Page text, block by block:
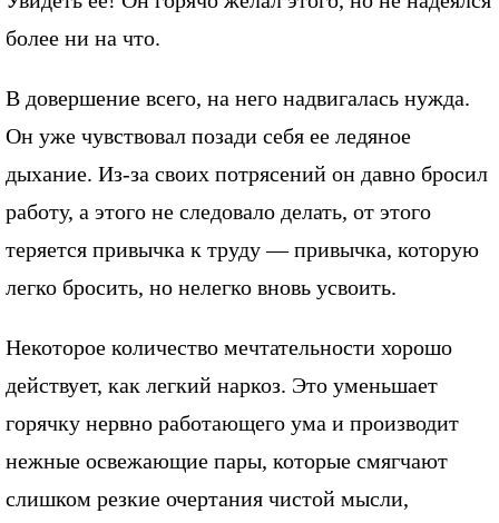
более ни на что.
В довершение всего, на него надвигалась нужда.
Он уже чувствовал позади себя ее ледяное
дыхание. Из-за своих потрясений он давно бросил
работу, а этого не следовало делать, от этого
теряется привычка к труду — привычка, которую
легко бросить, но нелегко вновь усвоить.
Некоторое количество мечтательности хорошо
действует, как легкий наркоз. Это уменьшает
горячку нервно работающего ума и производит
нежные освежающие пары, которые смягчают
слишком резкие очертания чистой мысли,